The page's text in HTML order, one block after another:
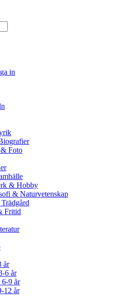
in
Foto
& Hobby
& Naturvetenskap
Fritid
år
6 år
9 år
12 år